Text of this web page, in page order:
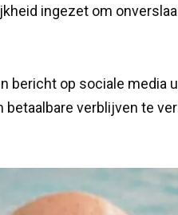
ingezet om
bericht op sociale media
verblijven te